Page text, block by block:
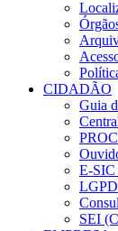
CIDADÃO
Guia
E-SIC
SEI